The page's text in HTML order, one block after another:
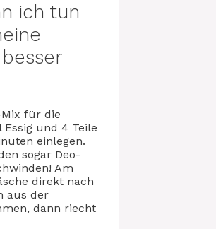
ich tun
Mix für die
Essig und 4 Teile
einlegen.
sogar Deo-
Am
direkt nach
aus der
dann riecht